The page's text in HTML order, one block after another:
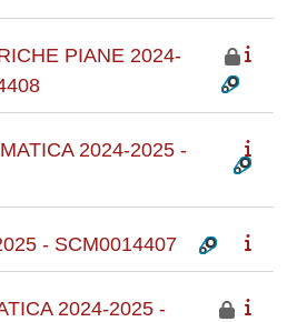
PIANE 2024-
2024-2025 -
- SCM0014407
2024-2025 -